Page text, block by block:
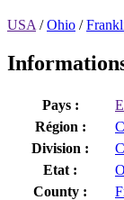
USA /Ohio /
Pays :
Région :
Division :
Etat :
County :